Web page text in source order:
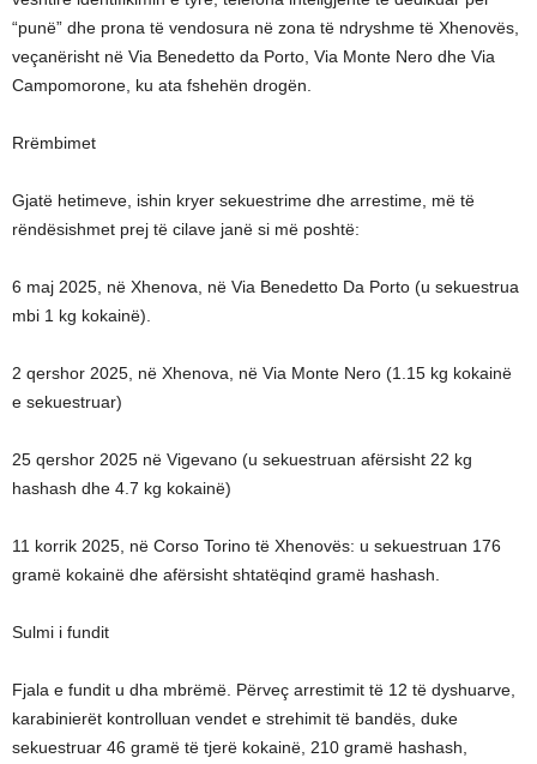
“punë” dhe prona të vendosura në zona të ndryshme të Xhenovës,
veçanërisht në Via Benedetto da Porto, Via Monte Nero dhe Via
Campomorone, ku ata fshehën drogën.
Rrëmbimet
Gjatë hetimeve, ishin kryer sekuestrime dhe arrestime, më të
rëndësishmet prej të cilave janë si më poshtë:
6 maj 2025, në Xhenova, në Via Benedetto Da Porto (u sekuestrua
mbi 1 kg kokainë).
2 qershor 2025, në Xhenova, në Via Monte Nero (1.15 kg kokainë
e sekuestruar)
25 qershor 2025 në Vigevano (u sekuestruan afërsisht 22 kg
hashash dhe 4.7 kg kokainë)
11 korrik 2025, në Corso Torino të Xhenovës: u sekuestruan 176
gramë kokainë dhe afërsisht shtatëqind gramë hashash.
Sulmi i fundit
Fjala e fundit u dha mbrëmë. Përveç arrestimit të 12 të dyshuarve,
karabinierët kontrolluan vendet e strehimit të bandës, duke
sekuestruar 46 gramë të tjerë kokainë, 210 gramë hashash,